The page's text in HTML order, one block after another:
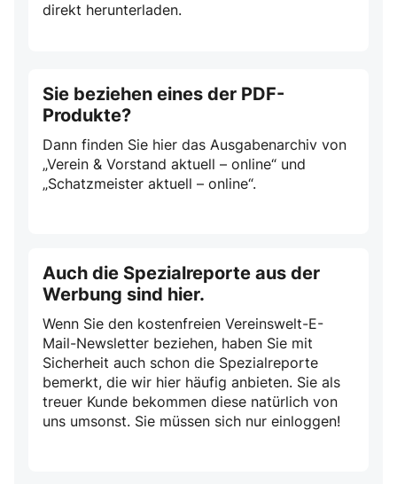
direkt herunterladen.
Sie beziehen eines der PDF-
Produkte?
Dann finden Sie hier das Ausgabenarchiv von
„Verein & Vorstand aktuell – online“ und
„Schatzmeister aktuell – online“.
Auch die Spezialreporte aus der
Werbung sind hier.
Wenn Sie den kostenfreien Vereinswelt-E-
Mail-Newsletter beziehen, haben Sie mit
Sicherheit auch schon die Spezialreporte
bemerkt, die wir hier häufig anbieten. Sie als
treuer Kunde bekommen diese natürlich von
uns umsonst. Sie müssen sich nur einloggen!